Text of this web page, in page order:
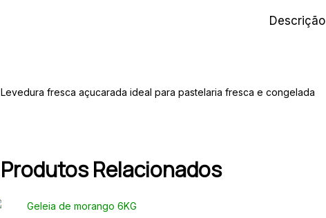
Descrição
Levedura fresca açucarada ideal para pastelaria fresca e congelada
Produtos Relacionados